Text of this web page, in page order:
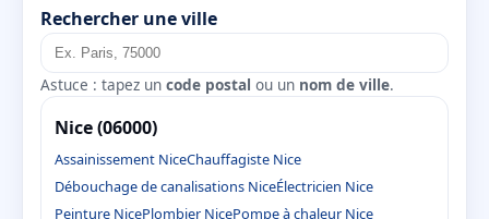
Rechercher une ville
Astuce : tapez un code postal ou un nom de ville.
Nice (06000)
Assainissement NiceChauffagiste Nice
Débouchage de canalisations NiceÉlectricien Nice
Peinture NicePlombier NicePompe à chaleur Nice